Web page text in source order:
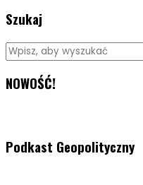
Szukaj
NOWOŚĆ!
Podkast Geopolityczny